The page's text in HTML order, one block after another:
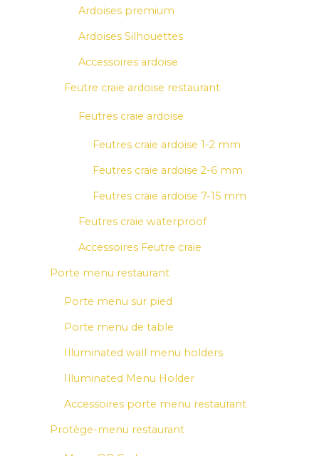
Ardoises premium
Ardoises Silhouettes
Accessoires ardoise
Feutre craie ardoise restaurant
Feutres craie ardoise
Feutres craie ardoise 1-2 mm
Feutres craie ardoise 2-6 mm
Feutres craie ardoise 7-15 mm
Feutres craie waterproof
Accessoires Feutre craie
Porte menu restaurant
Porte menu sur pied
Porte menu de table
Illuminated wall menu holders
Illuminated Menu Holder
Accessoires porte menu restaurant
Protège-menu restaurant